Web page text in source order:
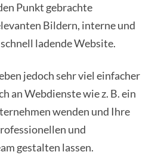
Punkt gebrachte
Bildern, interne und
ladende Website.
jedoch sehr viel einfacher
an Webdienste wie z. B. ein
wenden und Ihre
und
gestalten lassen.